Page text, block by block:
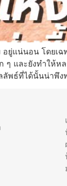
แน่นอน โดยเ
และยังทำให้
พธ์ที่ได้นั้นน่าพึ